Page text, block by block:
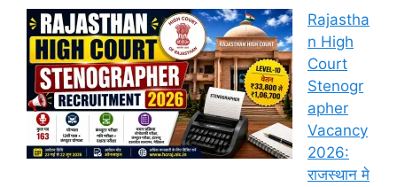
Rajastha
n High
Court
Stenogr
apher
Vacancy
2026:
राजस्थान मे